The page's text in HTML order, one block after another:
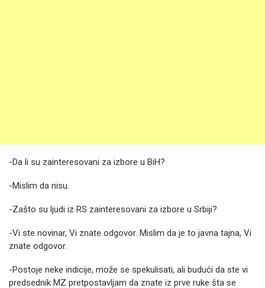
-Da li su zainteresovani za izbore u BiH?
-Mislim da nisu.
-Zašto su ljudi iz RS zainteresovani za izbore u Srbiji?
-Vi ste novinar, Vi znate odgovor. Mislim da je to javna tajna, Vi
znate odgovor.
-Postoje neke indicije, može se spekulisati, ali budući da ste vi
predsednik MZ pretpostavljam da znate iz prve ruke šta se